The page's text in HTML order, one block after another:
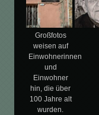
Großfotos
weisen auf
Einwohnerinnen
und
Einwohner
hin, die über
100 Jahre alt
wurden.